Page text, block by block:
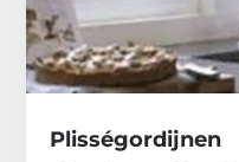
Plisségordijnen